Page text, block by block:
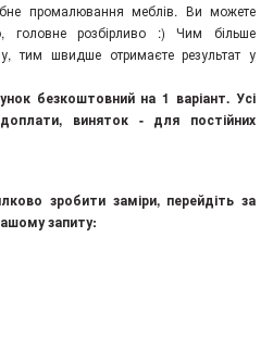
промалювання меблів. Ви можете
головне розбірливо :) Чим більше
тим швидше отримаєте результат у
безкоштовний на 1 варіант. Усі
виняток - для постійних
зробити заміри, перейдіть за
запиту: